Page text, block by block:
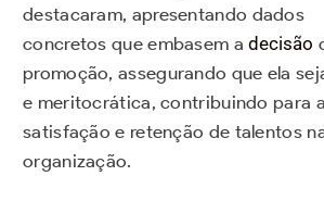
destacaram, apresentando dados
concretos que embasem adecisão
promoção, assegurando que ela
e meritocrática, contribuindo para a
satisfação e retenção de talentos
organização.